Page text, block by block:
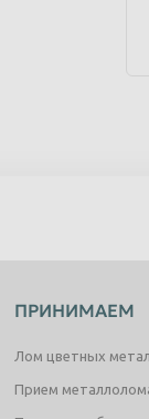
ПРИНИМАЕМ
Лом цветных
Прием